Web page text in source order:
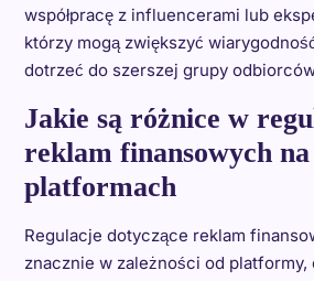
współpracę z influencerami lub
którzy mogą zwiększyć
dotrzeć do szerszej grupy
Jakie są różnice w
reklam finansowych
platformach
Regulacje dotyczące reklam
znacznie w zależności od platformy,